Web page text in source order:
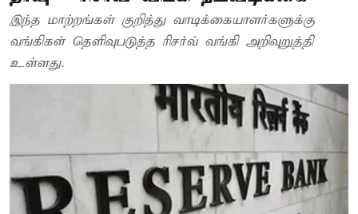
இந்த மாற்றங்கள் குறித்து வாடிக்கையாளர்களுக்கு
வங்கிகள் தெளிவுபடுத்த ரிசர்வ் வங்கி அறிவுறுத்தி
உள்ளது.